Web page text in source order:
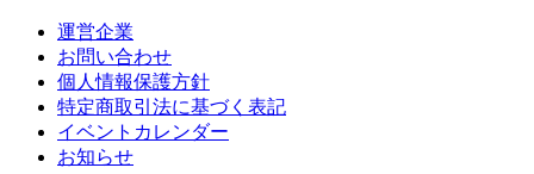
運営企業
お問い合わせ
個人情報保護方針
特定商取引法に基づく表記
イベントカレンダー
お知らせ